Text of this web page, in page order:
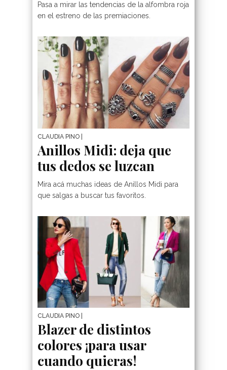
Pasa a mirar las tendencias de la alfombra roja
en el estreno de las premiaciones.
CLAUDIA PINO
Anillos Midi: deja que
tus dedos se luzcan
Mira acá muchas ideas de Anillos Midi para
que salgas a buscar tus favoritos.
CLAUDIA PINO
Blazer de distintos
colores ¡para usar
cuando quieras!